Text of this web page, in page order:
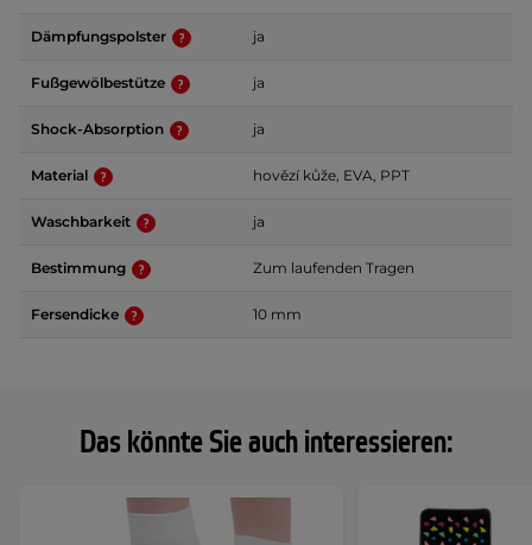
Das könnte Sie auch interessieren:
Dämpfungspolster ja
Fußgewölbestütze ja
Shock-Absorption ja
Material hovězí kůže, EVA, PPT
Waschbarkeit ja
Bestimmung Zum laufenden Tragen
Fersendicke 10 mm